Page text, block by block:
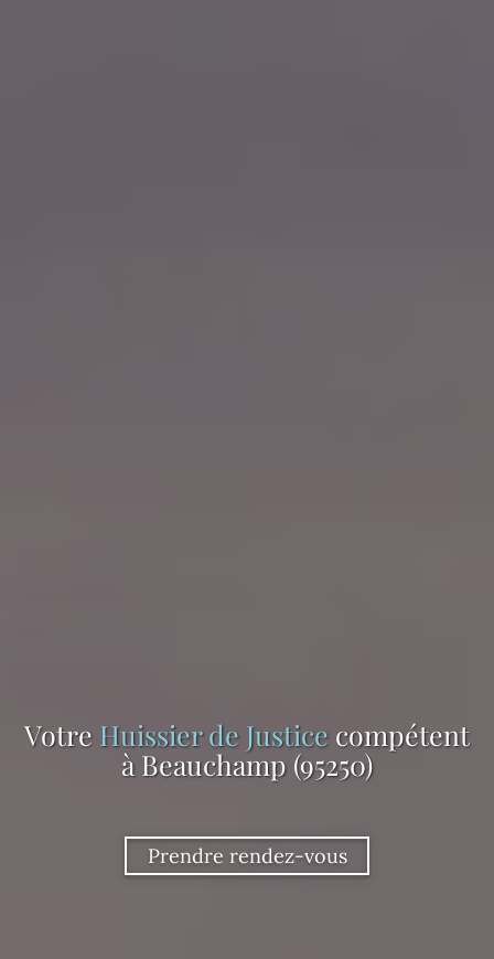
Votre Huissier de Justice compétent
à Beauchamp (95250)
Prendre rendez-vous